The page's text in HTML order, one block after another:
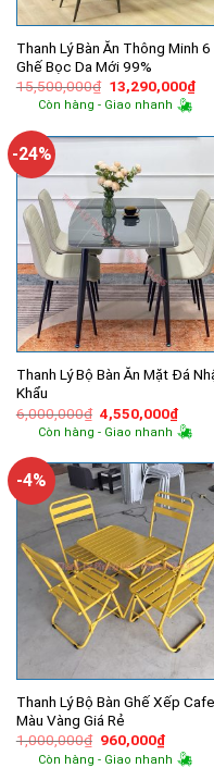
Thanh Lý Bàn Ăn Thông Minh 6
Ghế Bọc Da Mới 99%
15,500,000₫ Giá
gốc
là:
13,290,000₫Giá
hiện
Còn hàng - Giao nhanh
-24%
Thanh Lý Bộ Bàn Ăn Mặt Đá
Khẩu
6,000,000₫ Giá
gốc
là:
4,550,000₫Giá
hiện
tại
Còn hàng - Giao nhanh
-4%
Thanh Lý Bộ Bàn Ghế Xếp Cafe
Màu Vàng Giá Rẻ
1,000,000₫ Giá
gốc
960,000₫Giá
hiện
Còn hàng - Giao nhanh